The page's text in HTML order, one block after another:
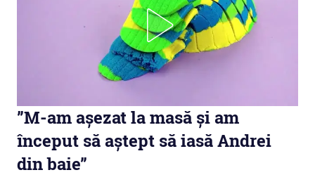
”M-am așezat la masă și am
început să aștept să iasă Andrei
din baie”